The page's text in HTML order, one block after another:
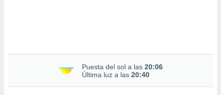
Puesta del sol a las 20:06
Última luz a las 20:40